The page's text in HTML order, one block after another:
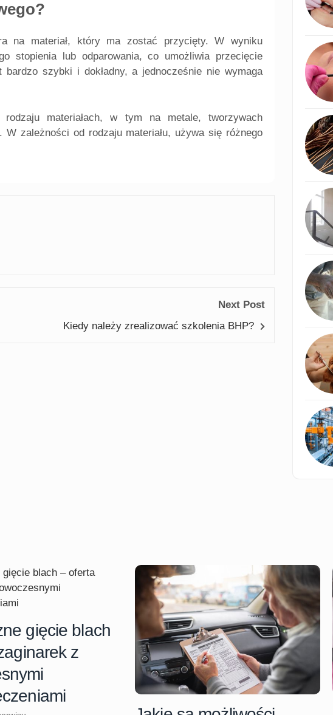
na materiał, który ma zostać przycięty. W wyniku
stopienia lub odparowania, co umożliwia przecięcie
szybki i dokładny, a jednocześnie nie wymaga
materiałach, w tym na metale, tworzywach
zależności od rodzaju materiału, używa się różnego
Next Post
Kiedy należy zrealizować szkolenia BHP?
gięcie blach
z